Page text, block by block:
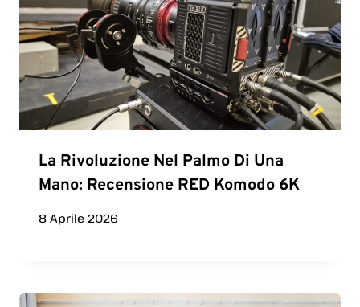
La Rivoluzione Nel Palmo Di Una
Mano: Recensione RED Komodo 6K
8 Aprile 2026